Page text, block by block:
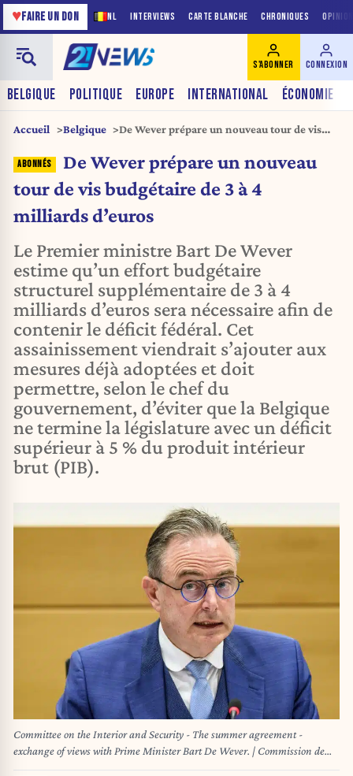
NL INTERVIEWS CARTE BLANCHE CHRONIQUES
♥FAIRE UN DON
BELGIQUE POLITIQUE EUROPE INTERNATIONAL ÉCONOMIE
S'ABONNER CONNEXION
Accueil Belgique
De Wever prépare un nouveau tour de vis
De Wever prépare un nouveau
tour de vis budgétaire de 3 à 4
milliards d’euros
Le Premier ministre Bart De Wever
estime qu’un effort budgétaire
structurel supplémentaire de 3 à 4
milliards d’euros sera nécessaire afin de
contenir le déficit fédéral. Cet
assainissement viendrait s’ajouter aux
mesures déjà adoptées et doit
permettre, selon le chef du
gouvernement, d’éviter que la Belgique
ne termine la législature avec un déficit
supérieur à 5 % du produit intérieur
brut (PIB).
Committee on the Interior and Security - The summer agreement -
exchange of views with Prime Minister Bart De Wever. | Commission de
l'Intérieur, de la Sécurité, - L'accord d'été - échange de vues avec le premier